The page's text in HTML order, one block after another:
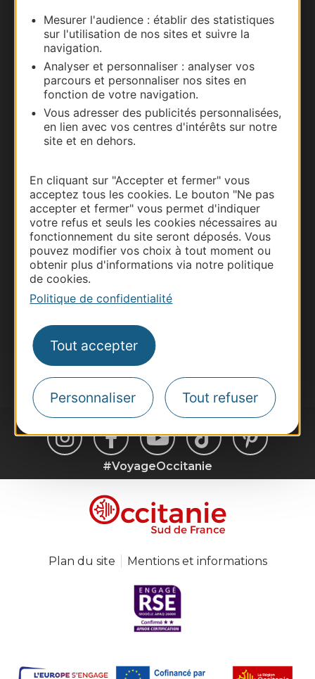
Mesurer l'audience : établir des statistiques
sur l'utilisation de nos sites et suivre la
navigation.
Analyser et personnaliser : analyser vos
parcours et personnaliser nos sites en
fonction de votre navigation.
Vous adresser des publicités personnalisées,
en lien avec vos centres d'intérêts sur notre
site et en dehors.
En cliquant sur "Accepter et fermer" vous
acceptez tous les cookies. Le bouton "Ne pas
accepter et fermer" vous permet d'indiquer
votre refus et seuls les cookies nécessaires au
fonctionnement du site seront déposés. Vous
pouvez modifier vos choix à tout moment ou
obtenir plus d'informations via notre politique
de cookies.
Politique de confidentialité
Tout accepter
Personnaliser Tout refuser
Documentation
Thermalisme
Business/Mice
Pros d'Occitanie
Site presse et d'influence
Voyagistes
Destination Occitanie pour recevoir des
suggestions de séjours, de visites et de sorties.
Je m'abonne
#VoyageOccitanie
Plan du site Mentions et informations